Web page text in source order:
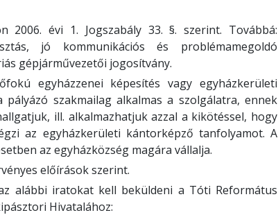
2006. évi 1. Jogszabály 33. §. szerint. Továbbá:
jó kommunikációs és problémamegoldó
gépjárművezetői jogosítvány.
egyházzenei képesítés vagy egyházkerületi
pályázó szakmailag alkalmas a szolgálatra, ennek
ill. alkalmazhatjuk azzal a kikötéssel, hogy
az egyházkerületi kántorképző tanfolyamot. A
az egyházközség magára vállalja.
előírások szerint.
alábbi iratokat kell beküldeni a Tóti Református
Hivatalához: